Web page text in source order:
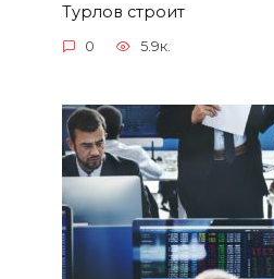
Турлов строит
0 5.9к.